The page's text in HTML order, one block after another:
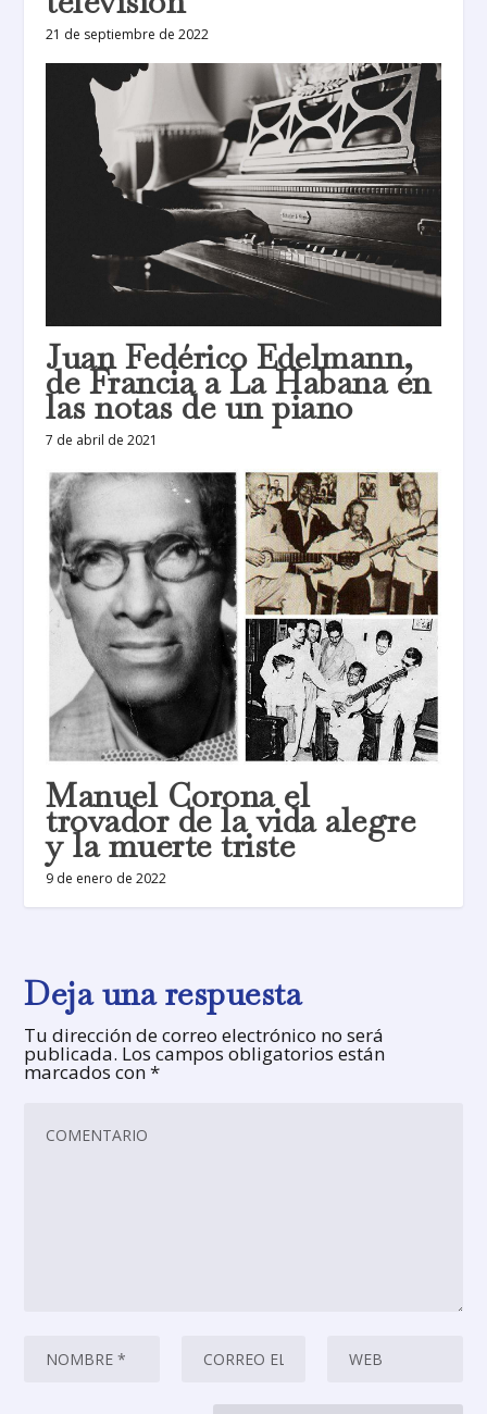
21 de septiembre de 2022
Juan Fedérico Edelmann,
de Francia a La Habana en
las notas de un piano
7 de abril de 2021
Manuel Corona el
trovador de la vida alegre
y la muerte triste
9 de enero de 2022
Deja una respuesta
Tu dirección de correo electrónico no será
publicada. Los campos obligatorios están
marcados con*